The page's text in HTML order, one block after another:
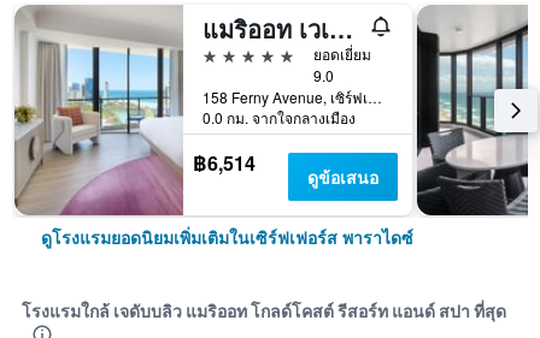
แมริออท เวเคชั่น คลับ แอนด์ เซิร์ฟเฟอร์ พาราไดซ์
5 ดาว
ยอดเยี่ยม
9.0
158 Ferny Avenue, เซิร์ฟเฟอร์ส พาราไดซ์, QLD, ออสเตรเลีย
0.0 กม. จากใจกลางเมือง
฿6,514 ดูข้อเสนอ
ดูโรงแรมยอดนิยมเพิ่มเติมในเซิร์ฟเฟอร์ส พาราไดซ์
โรงแรมใกล้ เจดับบลิว แมริออท โกลด์โคสต์ รีสอร์ท แอนด์ สปา ที่สุด